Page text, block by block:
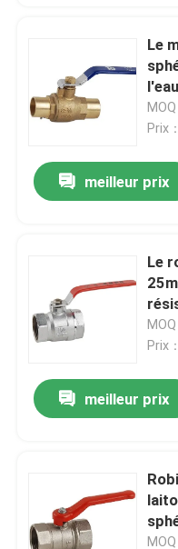
Produits
Visite d'usine
contactez-nous
Valve en laiton de
Valve d'angle en
Robinet à tournant
Le
Prix
meilleur prix
Le
Prix
meilleur prix
1/4